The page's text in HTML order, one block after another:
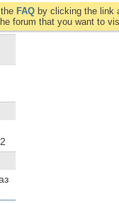
FAQ by clicking the link
forum that you want to